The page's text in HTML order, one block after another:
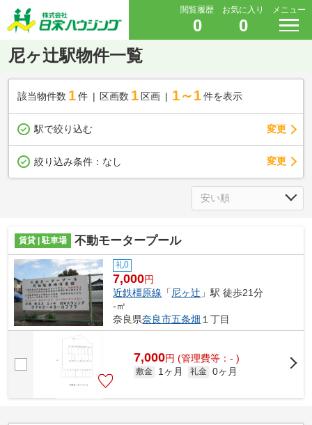
閲覧履歴
0
お気に入り
0
メニュー
尼ヶ辻駅物件一覧
該当物件数 1件 区画数 1 区画 1～1 件を表示
駅で絞り込む 変更
絞り込み条件： なし 変更
賃貸 | 駐車場 不動モータープール
礼0
7,000円
近鉄橿原線 「尼ヶ辻 」駅 徒歩21分
-㎡
奈良県奈良市五条畑 １丁目
7,000円 (管理費等：- )
敷金 1ヶ月 礼金 0ヶ月